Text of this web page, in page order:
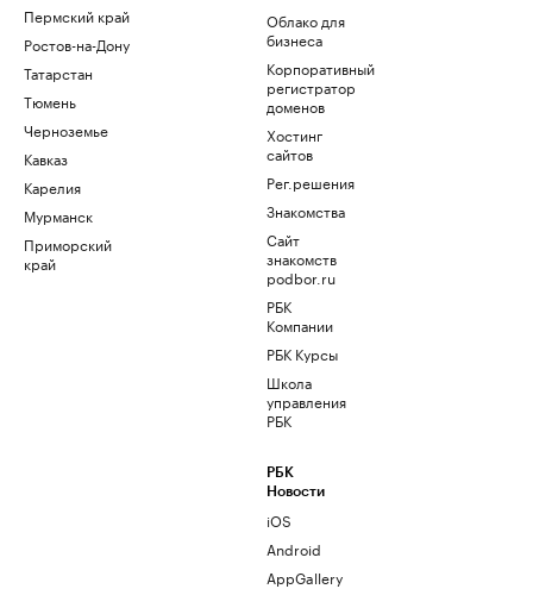
Пермский край
Ростов-на-Дону
Татарстан
Тюмень
Черноземье
Кавказ
Карелия
Мурманск
Приморский
край
Облако для
бизнеса
Корпоративный
регистратор
доменов
Хостинг
сайтов
Рег.решения
Знакомства
Сайт
знакомств
podbor.ru
РБК
Компании
РБК Курсы
Школа
управления
РБК
РБК
Новости
iOS
Android
AppGallery